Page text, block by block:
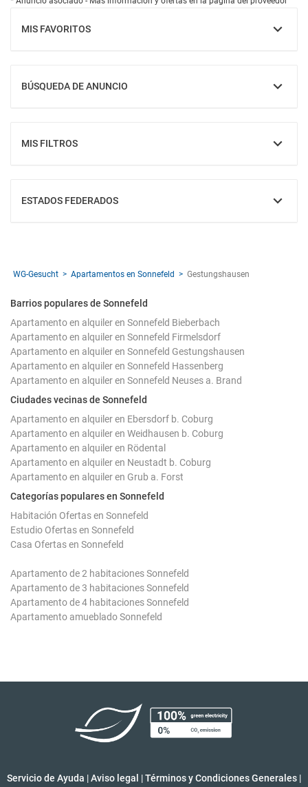
MIS FAVORITOS
MOSTRAR
BÚSQUEDA DE ANUNCIO
MOSTRAR
MIS FILTROS
MOSTRAR
ESTADOS FEDERADOS
MOSTRAR
WG-Gesucht Apartamentos en Sonnefeld Gestungshausen
Barrios populares de Sonnefeld
Apartamento en alquiler en Sonnefeld Bieberbach
Apartamento en alquiler en Sonnefeld Firmelsdorf
Apartamento en alquiler en Sonnefeld Gestungshausen
Apartamento en alquiler en Sonnefeld Hassenberg
Apartamento en alquiler en Sonnefeld Neuses a. Brand
Ciudades vecinas de Sonnefeld
Apartamento en alquiler en Ebersdorf b. Coburg
Apartamento en alquiler en Weidhausen b. Coburg
Apartamento en alquiler en Rödental
Apartamento en alquiler en Neustadt b. Coburg
Apartamento en alquiler en Grub a. Forst
Categorías populares en Sonnefeld
Habitación Ofertas en Sonnefeld
Estudio Ofertas en Sonnefeld
Casa Ofertas en Sonnefeld
Apartamento de 2 habitaciones Sonnefeld
Apartamento de 3 habitaciones Sonnefeld
Apartamento de 4 habitaciones Sonnefeld
Apartamento amueblado Sonnefeld
Servicio de Ayuda |Aviso legal |Términos y Condiciones Generales |